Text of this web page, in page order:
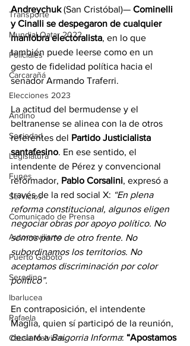
Transporte
Mundial Qatar 2022
Policiales
Carcarañá
Elecciones 2023
Andino
Sociedad
Legislatura
Funes
Servicios
Comunicado de Prensa
Automovilismo
Puerto Gaboto
Serodino
Ibarlucea
Rafaela
Causa Malvinas
Andreychuk (San Cristóbal)— Cominelli
y Cinalli se despegaron de cualquier
maniobra electoralista, en lo que
también puede leerse como en un
gesto de fidelidad política hacia el
senador Armando Traferri.
La actitud del bermudense y el
beltranense se alinea con la de otros
referentes del Partido Justicialista
santafesino. En ese sentido, el
intendente de Pérez y convencional
reformador, Pablo Corsalini, expresó a
través de la red social X: “En plena
reforma constitucional, algunos eligen
negociar obras por apoyo político. No
somos parte de otro frente. No
subordinamos los territorios. No
aceptamos discriminación por color
político”.
En contraposición, el intendente
Maglia, quien sí participó de la reunión,
declaró a Baigorria Informa: “Apostamos